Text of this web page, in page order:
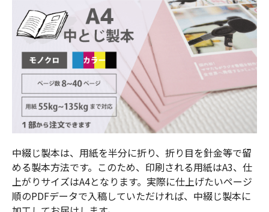
中綴じ製本は、用紙を半分に折り、折り目を針金等で留
める製本方法です。このため、印刷される用紙はA3、仕
上がりサイズはA4となります。実際に仕上げたいページ
順のPDFデータで入稿していただければ、中綴じ製本に